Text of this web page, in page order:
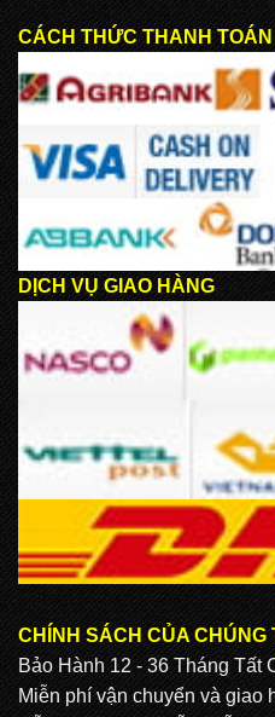
CÁCH THỨC THANH TOÁN
DỊCH VỤ GIAO HÀNG
CHÍNH SÁCH CỦA CHÚNG
Bảo Hành 12 - 36 Tháng Tất
Miễn phí vận chuyển và giao